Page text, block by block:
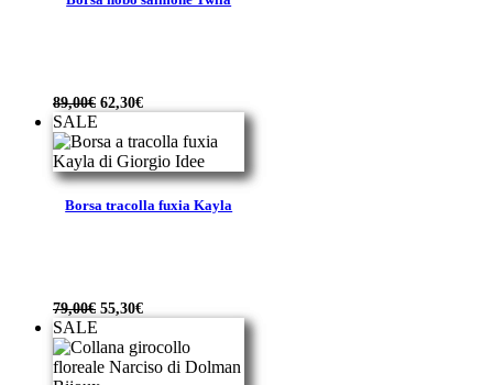
89,00€ Il
prezzo
originale
era:
89,00€.
62,30€Il
prezzo
attuale
è:
62,30€.
SALE
Borsa tracolla fuxia Kayla
79,00€ Il
prezzo
originale
era:
79,00€.
55,30€Il
prezzo
attuale
è:
55,30€.
SALE